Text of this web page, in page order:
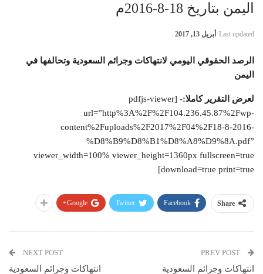
اليمن بتاريخ 18-8-2016م
Last updated أبريل 13, 2017
الرصد الحقوقي اليومي لانتهاكات وجرائم السعودية وتحالفها في
اليمن
لعرض التقرير كاملا:- [pdfjs-viewer
url=”http%3A%2F%2F104.236.45.87%2Fwp-
content%2Fuploads%2F2017%2F04%2F18-8-2016-
%D8%B9%D8%B1%D8%A8%D9%8A.pdf”
viewer_width=100% viewer_height=1360px fullscreen=true
download=true print=true]
Share
Facebook
Twitter
Google+
انتهاكات وجرائم السعودية
NEXT POST
انتهاكات وجرائم السعودية